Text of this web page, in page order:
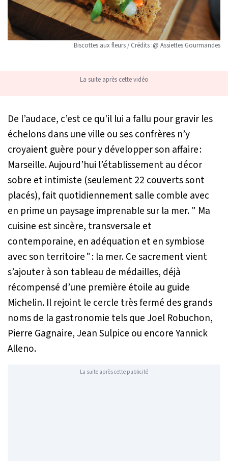
Biscottes aux fleurs / Crédits :@ Assiettes Gourmandes
La suite après cette vidéo
De l’audace, c’est ce qu'il lui a fallu pour gravir les
échelons dans une ville ou ses confrères n’y
croyaient guère pour y développer son affaire :
Marseille. Aujourd’hui l’établissement au décor
sobre et intimiste (seulement 22 couverts sont
placés), fait quotidiennement salle comble avec
en prime un paysage imprenable sur la mer. " Ma
cuisine est sincère, transversale et
contemporaine, en adéquation et en symbiose
avec son territoire " : la mer. Ce sacrement vient
s’ajouter à son tableau de médailles, déjà
récompensé d’une première étoile au guide
Michelin. Il rejoint le cercle très fermé des grands
noms de la gastronomie tels que Joel Robuchon,
Pierre Gagnaire, Jean Sulpice ou encore Yannick
Alleno.
La suite après cette publicité